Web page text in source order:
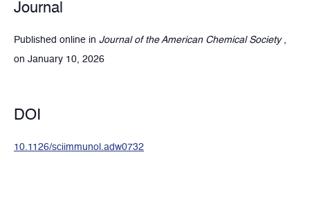
Journal
Published online in Journal of the American Chemical Society ,
on January 10, 2026
DOI
10.1126/sciimmunol.adw0732